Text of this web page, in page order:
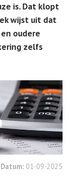
is. Dat klopt
wijst uit dat
oudere
zelfs
Datum: 01-09-2025